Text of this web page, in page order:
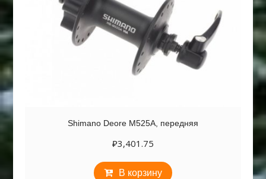
Shimano Deore M525A, передняя
₽3,401.75
В корзину